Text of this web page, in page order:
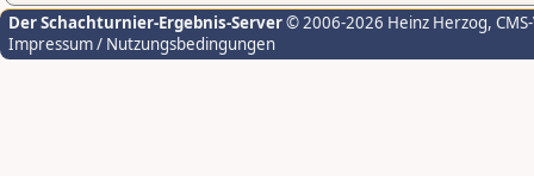
Der Schachturnier-Ergebnis-Server© 2006-2026 Heinz Herzog,
Impressum / Nutzungsbedingungen